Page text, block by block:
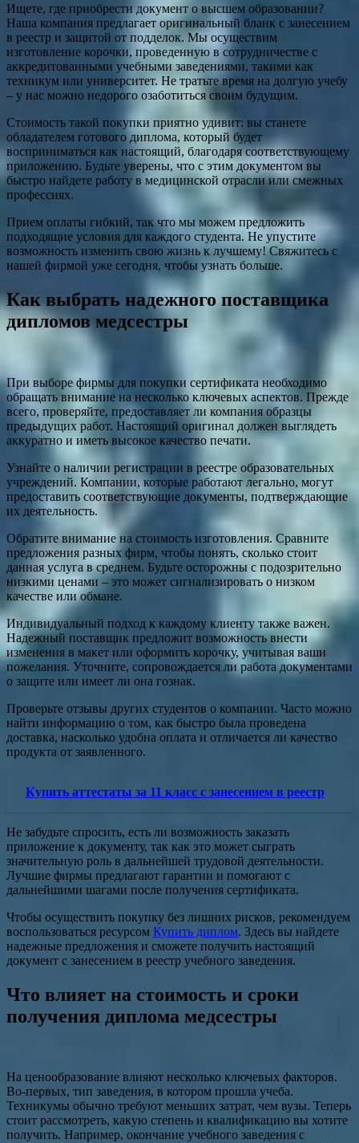
Ищете, где приобрести документ о высшем образовании?
Наша компания предлагает оригинальный бланк с занесением
в реестр и защитой от подделок. Мы осуществим
изготовление корочки, проведенную в сотрудничестве с
аккредитованными учебными заведениями, такими как
техникум или университет. Не тратьте время на долгую учебу
– у нас можно недорого озаботиться своим будущим.
Стоимость такой покупки приятно удивит: вы станете
обладателем готового диплома, который будет
восприниматься как настоящий, благодаря соответствующему
приложению. Будьте уверены, что с этим документом вы
быстро найдете работу в медицинской отрасли или смежных
профессиях.
Прием оплаты гибкий, так что мы можем предложить
подходящие условия для каждого студента. Не упустите
возможность изменить свою жизнь к лучшему! Свяжитесь с
нашей фирмой уже сегодня, чтобы узнать больше.
Как выбрать надежного поставщика
дипломов медсестры
При выборе фирмы для покупки сертификата необходимо
обращать внимание на несколько ключевых аспектов. Прежде
всего, проверяйте, предоставляет ли компания образцы
предыдущих работ. Настоящий оригинал должен выглядеть
аккуратно и иметь высокое качество печати.
Узнайте о наличии регистрации в реестре образовательных
учреждений. Компании, которые работают легально, могут
предоставить соответствующие документы, подтверждающие
их деятельность.
Обратите внимание на стоимость изготовления. Сравните
предложения разных фирм, чтобы понять, сколько стоит
данная услуга в среднем. Будьте осторожны с подозрительно
низкими ценами – это может сигнализировать о низком
качестве или обмане.
Индивидуальный подход к каждому клиенту также важен.
Надежный поставщик предложит возможность внести
изменения в макет или оформить корочку, учитывая ваши
пожелания. Уточните, сопровождается ли работа документами
о защите или имеет ли она гознак.
Проверьте отзывы других студентов о компании. Часто можно
найти информацию о том, как быстро была проведена
доставка, насколько удобна оплата и отличается ли качество
продукта от заявленного.
Купить аттестаты за 11 класс с занесением в реестр
Не забудьте спросить, есть ли возможность заказать
приложение к документу, так как это может сыграть
значительную роль в дальнейшей трудовой деятельности.
Лучшие фирмы предлагают гарантии и помогают с
дальнейшими шагами после получения сертификата.
Чтобы осуществить покупку без лишних рисков, рекомендуем
воспользоваться ресурсом Купить диплом. Здесь вы найдете
надежные предложения и сможете получить настоящий
документ с занесением в реестр учебного заведения.
Что влияет на стоимость и сроки
получения диплома медсестры
На ценообразование влияют несколько ключевых факторов.
Во-первых, тип заведения, в котором прошла учеба.
Техникумы обычно требуют меньших затрат, чем вузы. Теперь
стоит рассмотреть, какую степень и квалификацию вы хотите
получить. Например, окончание учебного заведения с